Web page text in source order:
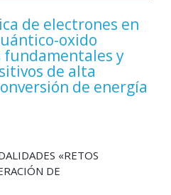
de electrones en
oxido
y
de alta
de energía
«RETOS
DE